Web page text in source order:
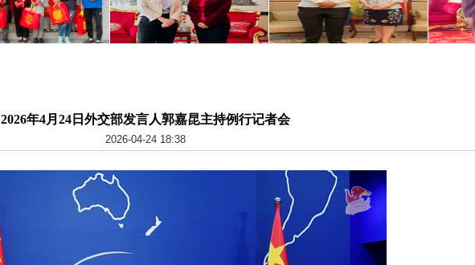
2026年4月24日外交部发言人郭嘉昆主持例行记者会
2026-04-24 18:38